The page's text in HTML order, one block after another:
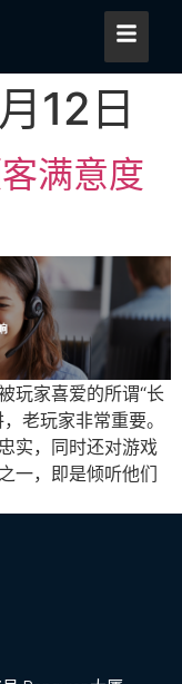
12日
满意度
玩家喜爱的所谓“长
老玩家非常重要。
实，同时还对游戏
一，即是倾听他们